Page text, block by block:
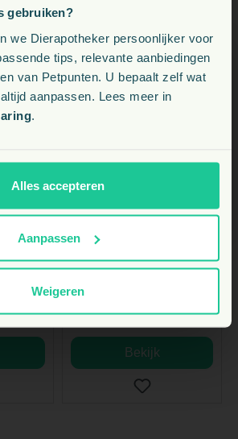
gebruiken?
we Dierapotheker persoonlijker voor
tips, relevante aanbiedingen
van Petpunten. U bepaalt zelf wat
aanpassen. Lees meer in
Alles accepteren
Aanpassen
Weigeren
Dierapotheker
Kabeljauwhuid
Snack Hond 150
gram
vanaf
€9,
P
+3gratis Petpunten
Bekijk
Kies uw land:
NL